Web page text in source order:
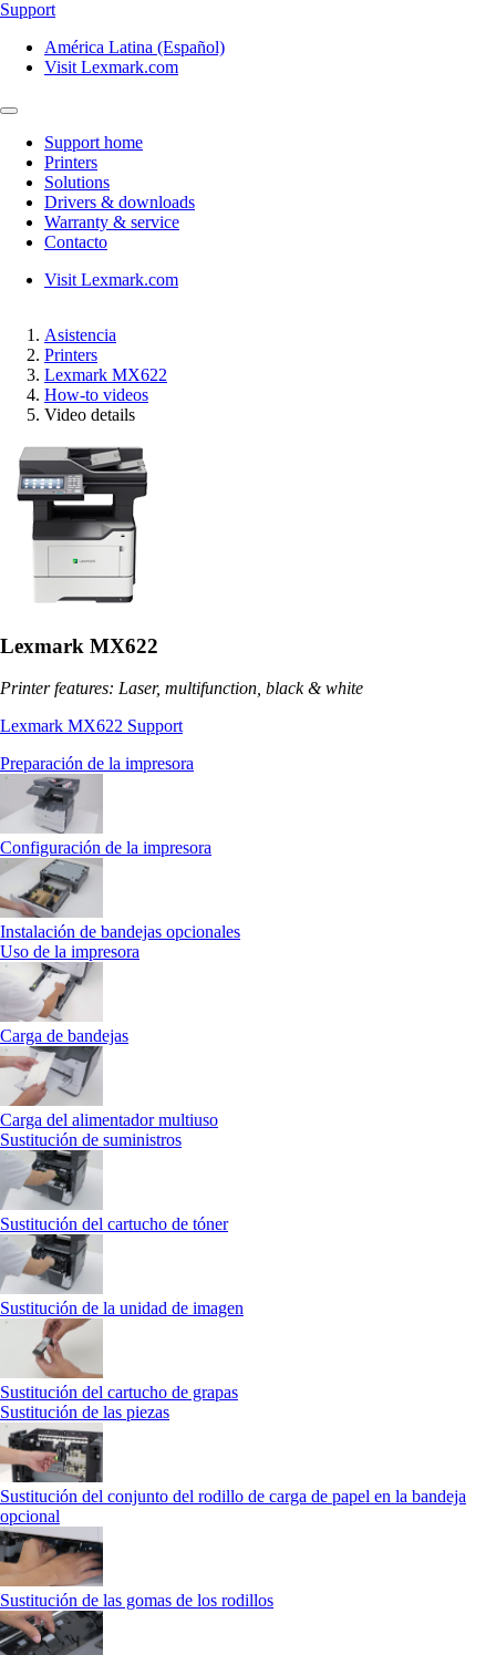
Support
América Latina (Español)
Visit Lexmark.com
Support home
Printers
Solutions
Drivers & downloads
Warranty & service
Contacto
Visit Lexmark.com
Asistencia
Printers
Lexmark MX622
How-to videos
Video details
Lexmark MX622
Printer features: Laser, multifunction, black & white
Lexmark MX622 Support
Preparación de la impresora
Configuración de la impresora
Instalación de bandejas opcionales
Uso de la impresora
Carga de bandejas
Carga del alimentador multiuso
Sustitución de suministros
Sustitución del cartucho de tóner
Sustitución de la unidad de imagen
Sustitución del cartucho de grapas
Sustitución de las piezas
Sustitución del conjunto del rodillo de carga de papel en la bandeja
opcional
Sustitución de las gomas de los rodillos